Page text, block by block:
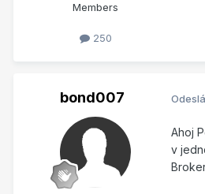
Members
250
bond007
Ahoj
v